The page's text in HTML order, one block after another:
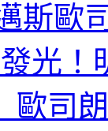
斯歐
光！
歐司